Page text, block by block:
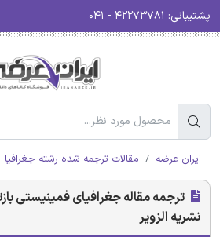
پشتیبانی:
ایران عرضه مقالات ترجمه شده رشته جغرافیا
ترجمه مقاله جغرافیای فمینیستی
نشریه الزویر